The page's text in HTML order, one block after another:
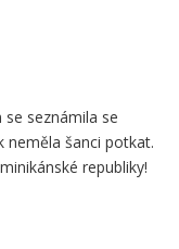
seznámila se
neměla šanci potkat.
republiky!